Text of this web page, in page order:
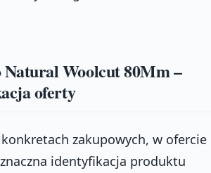
Natural Woolcut 80Mm –
oferty
konkretach zakupowych, w ofercie
identyfikacja produktu